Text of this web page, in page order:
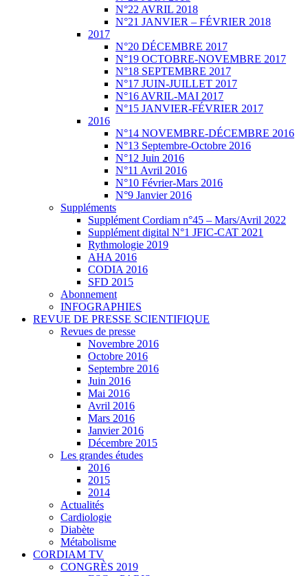
N°22 AVRIL 2018
N°21 JANVIER – FÉVRIER 2018
2017
N°20 DÉCEMBRE 2017
N°19 OCTOBRE-NOVEMBRE 2017
N°18 SEPTEMBRE 2017
N°17 JUIN-JUILLET 2017
N°16 AVRIL-MAI 2017
N°15 JANVIER-FÉVRIER 2017
2016
N°14 NOVEMBRE-DÉCEMBRE 2016
N°13 Septembre-Octobre 2016
N°12 Juin 2016
N°11 Avril 2016
N°10 Février-Mars 2016
N°9 Janvier 2016
Suppléments
Supplément Cordiam n°45 – Mars/Avril 2022
Supplément digital N°1 JFIC-CAT 2021
Rythmologie 2019
AHA 2016
CODIA 2016
SFD 2015
Abonnement
INFOGRAPHIES
REVUE DE PRESSE SCIENTIFIQUE
Revues de presse
Novembre 2016
Octobre 2016
Septembre 2016
Juin 2016
Mai 2016
Avril 2016
Mars 2016
Janvier 2016
Décembre 2015
Les grandes études
2016
2015
2014
Actualités
Cardiologie
Diabète
Métabolisme
CORDIAM TV
CONGRÈS 2019